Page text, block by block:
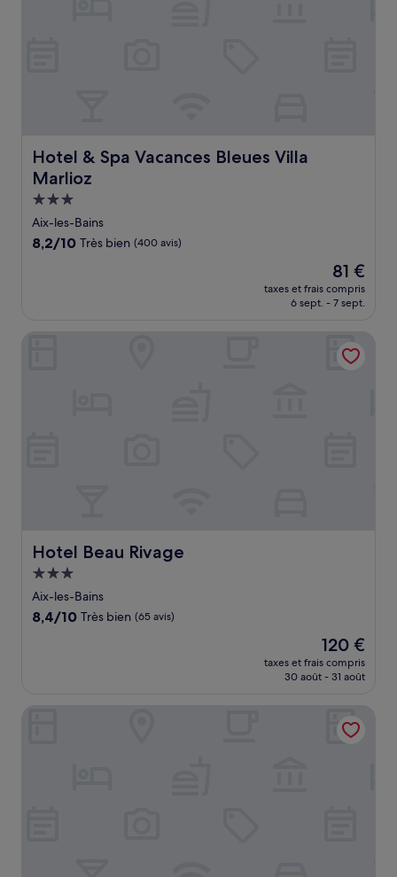
Hotel & Spa Vacances Bleues Villa
Marlioz
Hotel & Spa Vacances Bleues Villa Marlioz
Hébergement
3.0 étoiles
Aix-les-Bains
8.2
8,2/10 Très bien (400 avis)
Le
nouveau
prix
de
81 €
81 €
taxes et frais compris
6 sept. - 7 sept.
Hotel Beau Rivage
Hotel Beau Rivage
Hébergement
3.0 étoiles
Aix-les-Bains
8.4
8,4/10 Très bien (65 avis)
Le
nouveau
prix
de
120 €
120 €
taxes et frais compris
30 août - 31 août